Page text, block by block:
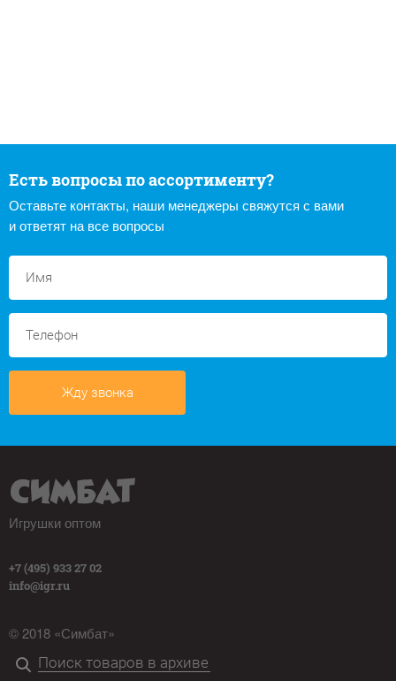
Есть вопросы по ассортименту?
Оставьте контакты, наши менеджеры свяжутся с вами
и ответят на все вопросы
Жду звонка
Игрушки оптом
+7 (495) 933 27 02
info@igr.ru
© 2018 «Симбат»